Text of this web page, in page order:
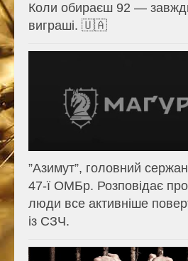
Коли обираєш 92 —
виграші. 🇺🇦
⁨”Азимут”, головний
47-ї ОМБр. Розповідає
люди все активніше
із СЗЧ.